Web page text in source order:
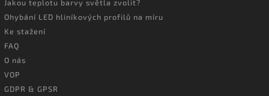
Jakou teplotu barvy světla zvolit?
Ohybání LED hliníkových profilů na míru
Ke stažení
FAQ
O nás
VOP
GDPR & GPSR